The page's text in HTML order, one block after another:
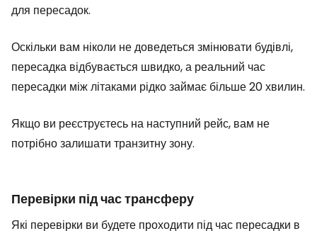
для пересадок.
Оскільки вам ніколи не доведеться змінювати будівлі,
пересадка відбувається швидко, а реальний час
пересадки між літаками рідко займає більше 20 хвилин.
Якщо ви реєструєтесь на наступний рейс, вам не
потрібно залишати транзитну зону.
Перевірки під час трансферу
Які перевірки ви будете проходити під час пересадки в